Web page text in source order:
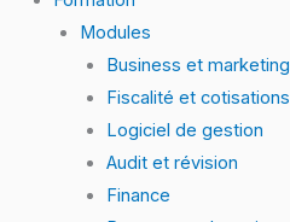
Modules
Business et marketing
Fiscalité et cotisations
Logiciel de gestion
Audit et révision
Finance